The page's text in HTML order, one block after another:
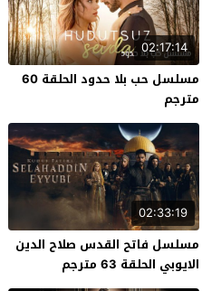
02:17:14
مسلسل حب بلا حدود الحلقة 60
مترجم
02:33:19
مسلسل فاتح القدس صلاح الدين
الايوبي الحلقة 63 مترجم